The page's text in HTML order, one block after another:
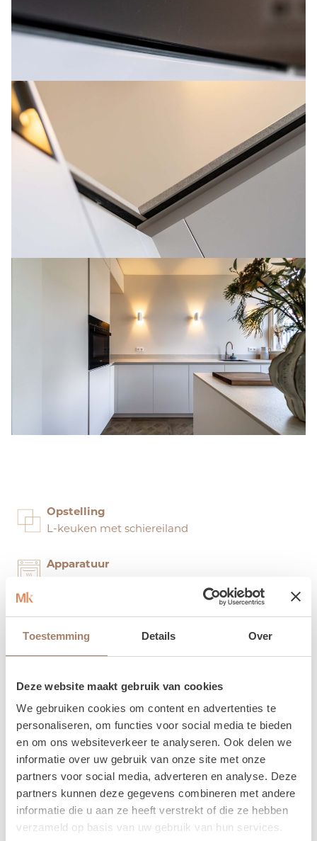
Toestemming Details Over
Deze website maakt gebruik van cookies
We gebruiken cookies om content en advertenties te
personaliseren, om functies voor social media te bieden
en om ons websiteverkeer te analyseren. Ook delen we
informatie over uw gebruik van onze site met onze
partners voor social media, adverteren en analyse. Deze
partners kunnen deze gegevens combineren met andere
informatie die u aan ze heeft verstrekt of die ze hebben
verzameld op basis van uw gebruik van hun services.
Opstelling
L-keuken met schiereiland
Apparatuur
Merk keuken
Schüller
Bianco Beige
Front keuken
Nova Schelpenwit